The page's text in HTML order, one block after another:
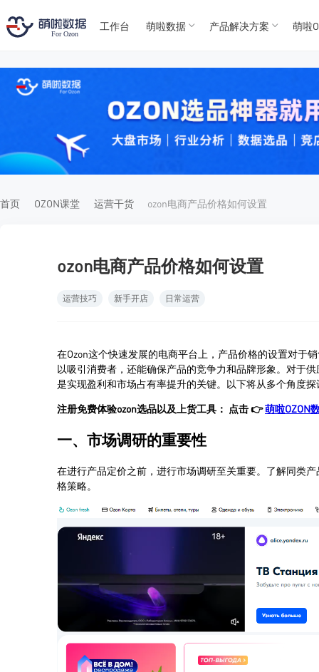
For
For
工作台 萌啦数据 产品解决方案 萌啦
首页 OZON课堂 运营干货 ozon电商产品价格如何设置
ozon电商产品价格如何设置
运营技巧 新手开店 日常运营